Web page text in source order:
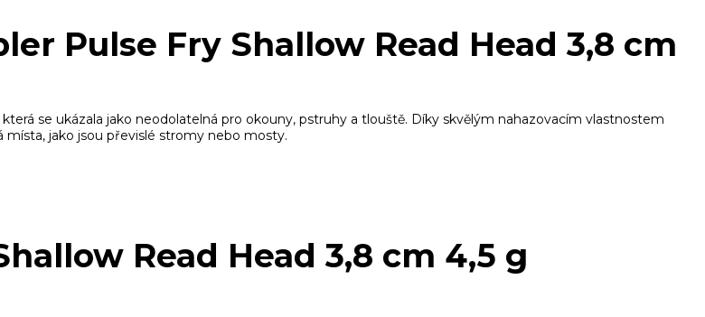
Pulse Fry Shallow Read Head 3,8 cm
se ukázala jako neodolatelná pro okouny, pstruhy a tlouště. Díky skvělým nahazovacím vlastnostem
jako jsou převislé stromy nebo mosty.
Read Head 3,8 cm 4,5 g